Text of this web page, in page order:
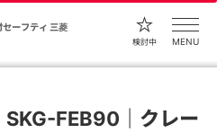
ーフティ 三菱
検討中 MENU
SKG-FEB90｜クレー